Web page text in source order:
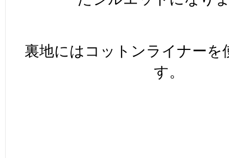
裏地にはコットンライナーを
す。